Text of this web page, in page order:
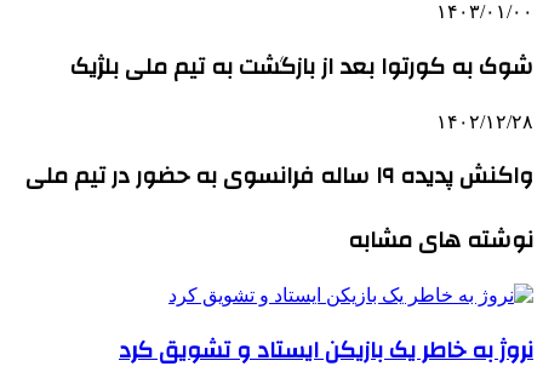
۱۴۰۳/۰۱/۰۰
شوک به کورتوا بعد از بازگشت به تیم ملی بلژیک
۱۴۰۲/۱۲/۲۸
واکنش پدیده ۱۹ ساله فرانسوی به حضور در تیم ملی
نوشته های مشابه
نروژ به خاطر یک بازیکن ایستاد و تشویق کرد